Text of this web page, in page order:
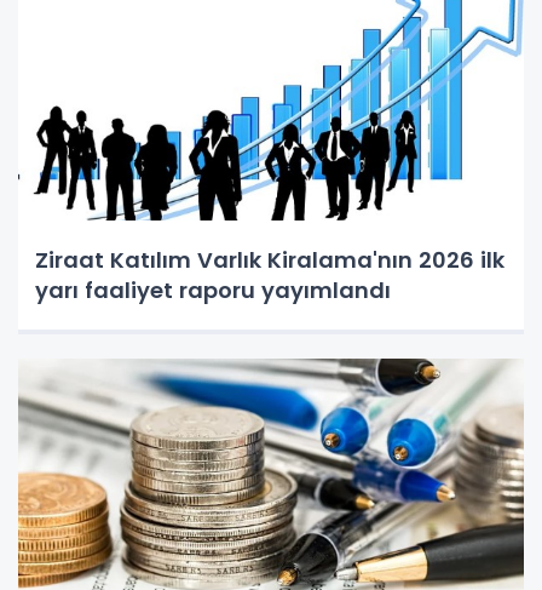
Ziraat Katılım Varlık Kiralama'nın 2026 ilk
yarı faaliyet raporu yayımlandı